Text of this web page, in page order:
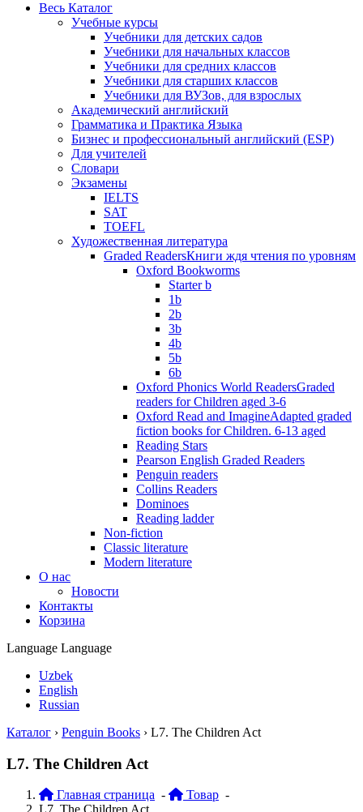
Весь Каталог
Учебные курсы
Учебники для детских садов
Учебники для начальных классов
Учебники для средних классов
Учебники для старших классов
Учебники для ВУЗов, для взрослых
Академический английский
Грамматика и Практика Языка
Бизнес и профессиональный английский (ESP)
Для учителей
Словари
Экзамены
IELTS
SAT
TOEFL
Художественная литература
Graded ReadersКниги ждя чтения по уровням
Oxford Bookworms
Starter b
1b
2b
3b
4b
5b
6b
Oxford Phonics World ReadersGraded
readers for Children aged 3-6
Oxford Read and ImagineAdapted graded
fiction books for Children. 6-13 aged
Reading Stars
Pearson English Graded Readers
Penguin readers
Collins Readers
Dominoes
Reading ladder
Non-fiction
Classic literature
Modern literature
О нас
Новости
Контакты
Корзина
Language Language
Uzbek
English
Russian
Каталог › Penguin Books › L7. The Children Act
L7. The Children Act
Главная страница - Товар -